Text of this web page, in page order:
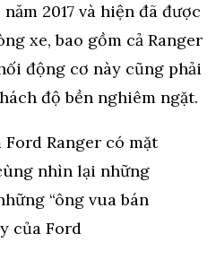
2017 và hiện đã được
xe, bao gồm cả Ranger
động cơ này cũng phải
độ bền nghiêm ngặt.